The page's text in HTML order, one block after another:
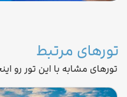
تورهای مرتبط
تورهای مشابه با این تور رو